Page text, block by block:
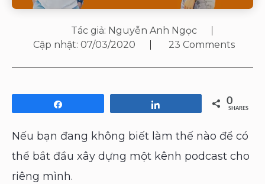
Tác giả: Nguyễn Anh Ngọc
Cập nhật: 07/03/2020 23 Comments
0
SHARES
Nếu bạn đang không biết làm thế nào để có
thể bắt đầu xây dựng một kênh podcast cho
riêng mình.